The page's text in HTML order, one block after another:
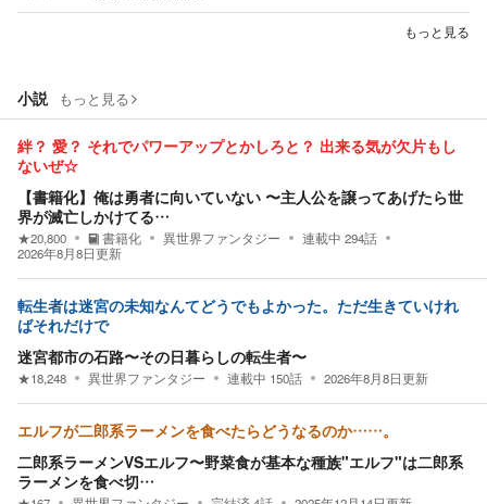
もっと見る
小説 もっと見る
絆？ 愛？ それでパワーアップとかしろと？ 出来る気が欠片もし
ないぜ☆
【書籍化】俺は勇者に向いていない 〜主人公を譲ってあげたら世
界が滅亡しかけてる…
★20,800 書籍化 異世界ファンタジー 連載中 294話
2026年8月8日更新
転生者は迷宮の未知なんてどうでもよかった。ただ生きていけれ
ばそれだけで
迷宮都市の石路〜その日暮らしの転生者〜
★18,248 異世界ファンタジー 連載中 150話 2026年8月8日更新
エルフが二郎系ラーメンを食べたらどうなるのか……。
二郎系ラーメンVSエルフ〜野菜食が基本な種族"エルフ"は二郎系
ラーメンを食べ切…